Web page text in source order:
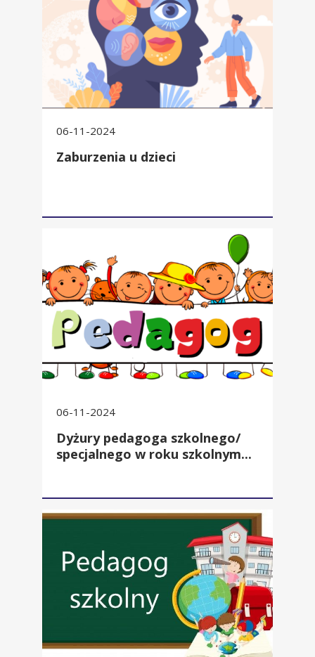
06-11-2024
Zaburzenia u dzieci
Dyżury pedagoga szkolnego/ specjalnego w roku
06-11-2024
Dyżury pedagoga szkolnego/
specjalnego w roku szkolnym...
Zadania pedagoga szkolnego